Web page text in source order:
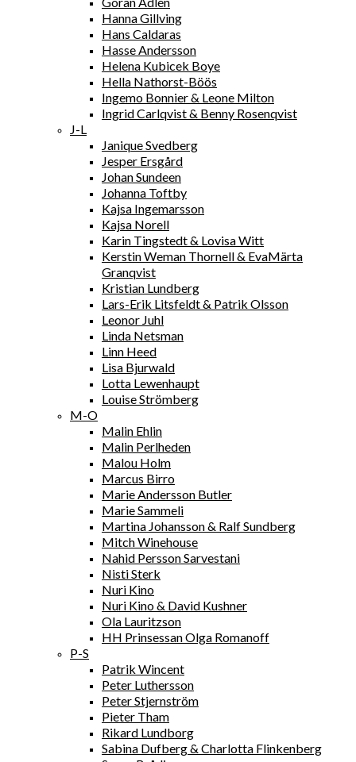
Hanna Gillving
Hans Caldaras
Hasse Andersson
Helena Kubicek Boye
Hella Nathorst-Böös
Ingemo Bonnier & Leone Milton
Ingrid Carlqvist & Benny Rosenqvist
J-L
Janique Svedberg
Jesper Ersgård
Johan Sundeen
Johanna Toftby
Kajsa Ingemarsson
Kajsa Norell
Karin Tingstedt & Lovisa Witt
Kerstin Weman Thornell & EvaMärta
Granqvist
Kristian Lundberg
Lars-Erik Litsfeldt & Patrik Olsson
Leonor Juhl
Linda Netsman
Linn Heed
Lisa Bjurwald
Lotta Lewenhaupt
Louise Strömberg
M-O
Malin Ehlin
Malin Perlheden
Malou Holm
Marcus Birro
Marie Andersson Butler
Marie Sammeli
Martina Johansson & Ralf Sundberg
Mitch Winehouse
Nahid Persson Sarvestani
Nisti Sterk
Nuri Kino
Nuri Kino & David Kushner
Ola Lauritzson
HH Prinsessan Olga Romanoff
P-S
Patrik Wincent
Peter Luthersson
Peter Stjernström
Pieter Tham
Rikard Lundborg
Sabina Dufberg & Charlotta Flinkenberg